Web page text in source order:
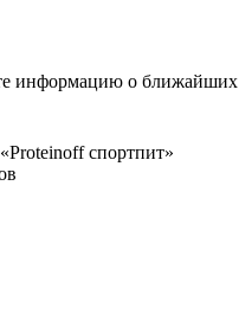
информацию о ближайших
«Proteinoff спортпит»